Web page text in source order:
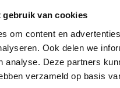
gebruik van cookies
om content en
Ook delen we
analyse. Deze partners
verzameld op basis
€205,79
Excl. btw